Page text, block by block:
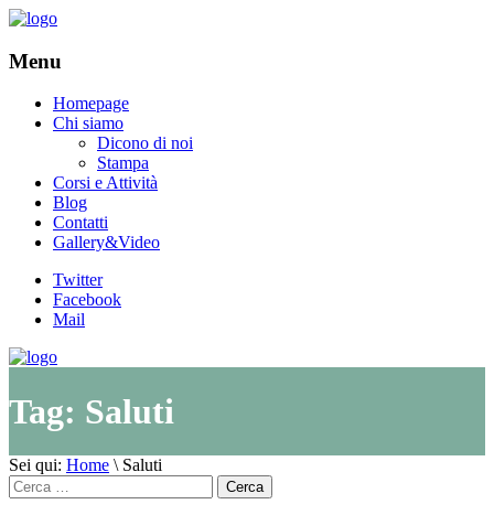
Menu
Homepage
Chi siamo
Dicono di noi
Stampa
Corsi e Attività
Blog
Contatti
Gallery&Video
Twitter
Facebook
Mail
Tag: Saluti
Sei qui: Home \ Saluti
Cerca
per: